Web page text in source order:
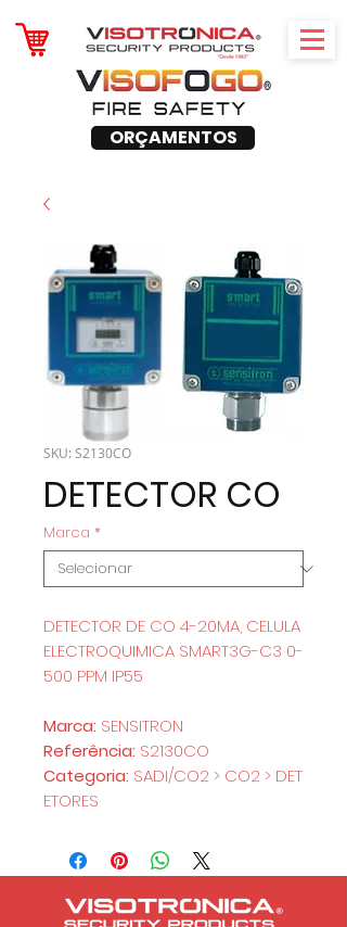
ORÇAMENTOS
SKU: S2130CO
DETECTOR CO
Marca *
DETECTOR DE CO 4-20MA, CELULA
ELECTROQUIMICA SMART3G-C3 0-
500 PPM IP55
Marca: SENSITRON
Referência: S2130CO
Categoria: SADI/CO2 > CO2 > DET
ETORES